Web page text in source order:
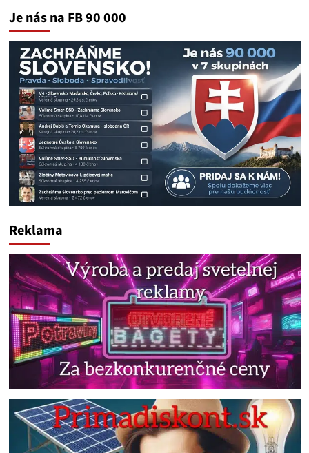
Je nás na FB 90 000
Reklama